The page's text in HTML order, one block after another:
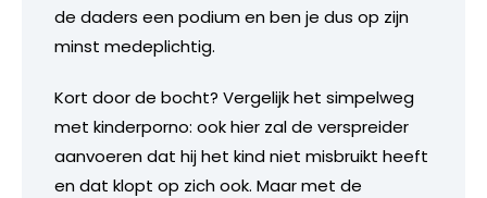
de daders een podium en ben je dus op zijn
minst medeplichtig.
Kort door de bocht? Vergelijk het simpelweg
met kinderporno: ook hier zal de verspreider
aanvoeren dat hij het kind niet misbruikt heeft
en dat klopt op zich ook. Maar met de